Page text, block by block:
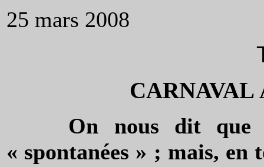
25 mars 2008
On nous dit que
« spontanées » ; mais,